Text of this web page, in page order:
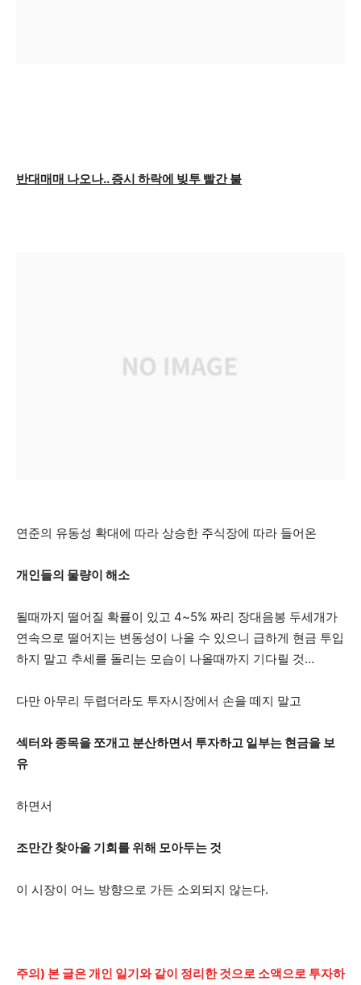
반대매매 나오나.. 증시 하락에 빚투 빨간 불
연준의 유동성 확대에 따라 상승한 주식장에 따라 들어온
개인들의 물량이 해소
될때까지 떨어질 확률이 있고 4~5% 짜리 장대음봉 두세개가
연속으로 떨어지는 변동성이 나올 수 있으니 급하게 현금 투입
하지 말고 추세를 돌리는 모습이 나올때까지 기다릴 것…
다만 아무리 두렵더라도 투자시장에서 손을 떼지 말고
섹터와 종목을 쪼개고 분산하면서 투자하고 일부는 현금을 보
유
하면서
조만간 찾아올 기회를 위해 모아두는 것
이 시장이 어느 방향으로 가든 소외되지 않는다.
주의) 본 글은 개인 일기와 같이 정리한 것으로 소액으로 투자하